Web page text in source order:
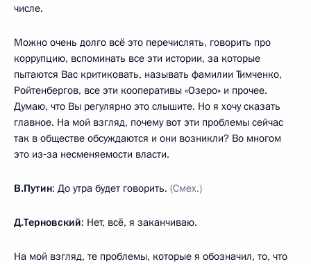
числе.
Можно очень долго всё это перечислять, говорить про
коррупцию, вспоминать все эти истории, за которые
пытаются Вас критиковать, называть фамилии Тимченко,
Ройтенбергов, все эти кооперативы «Озеро» и прочее.
Думаю, что Вы регулярно это слышите. Но я хочу сказать
главное. На мой взгляд, почему вот эти проблемы сейчас
так в обществе обсуждаются и они возникли? Во многом
это из‑за несменяемости власти.
В.Путин: До утра будет говорить. (Смех.)
Д.Терновский: Нет, всё, я заканчиваю.
На мой взгляд, те проблемы, которые я обозначил, то, что